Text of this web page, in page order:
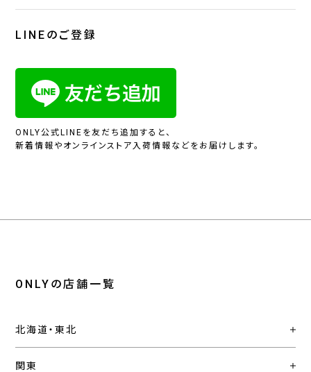
LINEのご登録
ONLY公式LINEを友だち追加すると、
新着情報やオンラインストア入荷情報などをお届けします。
ONLYの店舗一覧
北海道・東北
関東